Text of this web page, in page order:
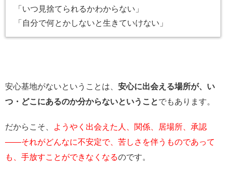
「いつ見捨てられるかわからない」
「自分で何とかしないと生きていけない」
安心基地がないということは、 安心に出会える場所が、い
つ・どこにあるのか分からないということでもあります。
だからこそ、
ようやく出会えた人、関係、居場所、承認
――それがどんなに不安定で、苦しさを伴うものであって
も、手放すことができなくなるのです。